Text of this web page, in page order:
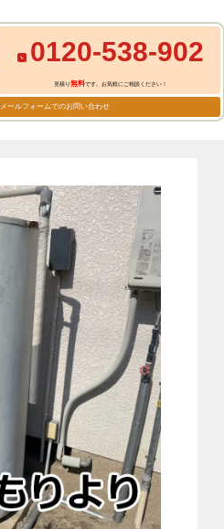
0120-538-902
見積り無料です。お気軽にご相談ください！
メールフォームでのお問い合わせ